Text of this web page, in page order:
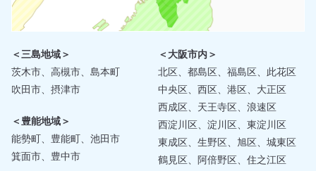
＜三島地域＞
茨木市、高槻市、島本町
吹田市、摂津市
＜豊能地域＞
能勢町、豊能町、池田市
箕面市、豊中市
＜大阪市内＞
北区、都島区、福島区、此花区
中央区、西区、港区、大正区
西成区、天王寺区、浪速区
西淀川区、淀川区、東淀川区
東成区、生野区、旭区、城東区
鶴見区、阿倍野区、住之江区